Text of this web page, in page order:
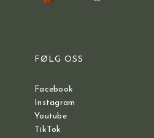
FØLG OSS
Facebook
Instagram
Youtube
TikTok